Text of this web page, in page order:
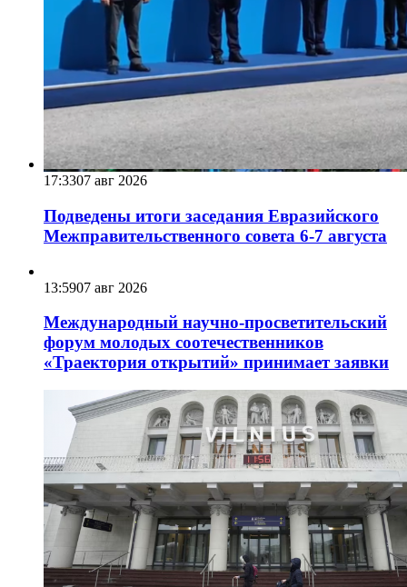
17:3307 авг 2026
Подведены итоги заседания Евразийского
Межправительственного совета 6-7 августа
13:5907 авг 2026
Международный научно-просветительский
форум молодых соотечественников
«Траектория открытий» принимает заявки